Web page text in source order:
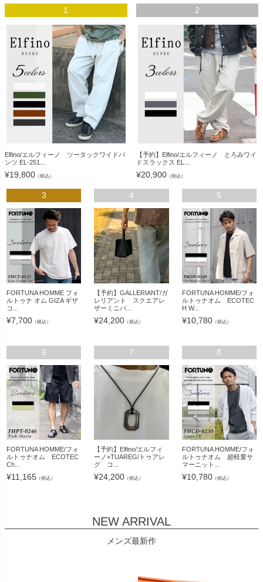
1
Elfino/エルフィーノ ツータックワイドパ
ンツ EL-251...
¥19,800 （税込）
2
【予約】Elfino/エルフィーノ とろみワイ
ドスラックス EL...
¥20,900（税込）
3
FORTUNA HOMME フォ
ルトゥナ オム GIZA ギザ
コ...
¥7,700 （税込）
4
【予約】GALLERIANT/ガ
レリアント スクエアレ
ザーミニバ...
¥24,200 （税込）
5
FORTUNA HOMME/フォ
ルトゥナオム ECOTEC
H W...
¥10,780（税込）
6
FORTUNA HOMME/フォ
ルトゥナオム ECOTEC
Ch...
¥11,165 （税込）
7
【予約】Elfino/エルフィ
ーノ×TUAREG/トゥアレ
グ コ...
¥24,200 （税込）
8
FORTUNA HOMME/フォ
ルトゥナオム 超軽量サ
マーニット...
¥10,780（税込）
NEW ARRIVAL
メンズ最新作